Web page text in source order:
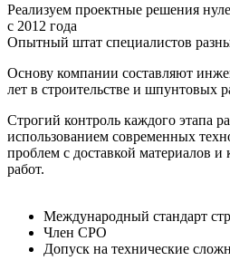
Реализуем проектные решения
с 2012 года
Опытный штат специалистов
Основу компании составляют
лет в строительстве и шпунтовых
Строгий контроль каждого этапа
использованием современных
проблем с доставкой материалов
работ.
Международный стандарт
Член СРО
Допуск на технические